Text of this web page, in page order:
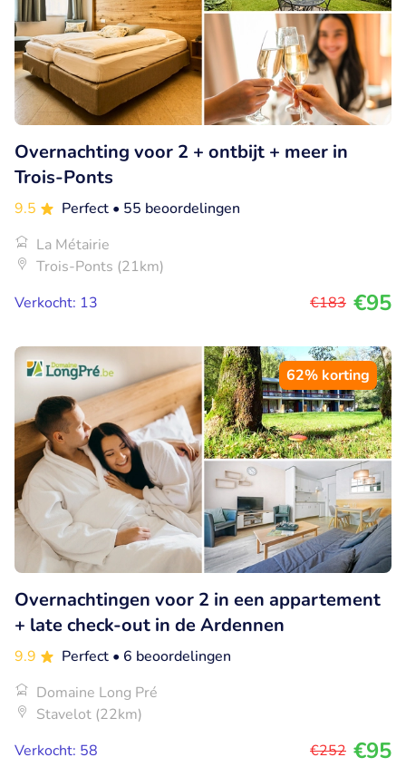
Overnachting voor 2 + ontbijt + meer in
Trois-Ponts
9.5 Perfect • 55 beoordelingen
La Métairie
Trois-Ponts (21km)
Verkocht: 13
€183 €95
62% korting
Overnachtingen voor 2 in een appartement
+ late check-out in de Ardennen
9.9 Perfect • 6 beoordelingen
Domaine Long Pré
Stavelot (22km)
Verkocht: 58
€252 €95